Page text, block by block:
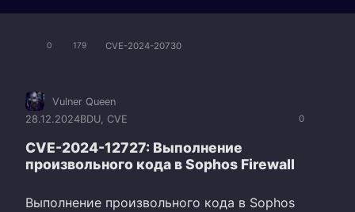
0 179 CVE-2024-20730
0
Vulner Queen
28.12.2024BDU CVE
CVE-2024-12727: Выполнение
произвольного кода в Sophos Firewall
Выполнение произвольного кода в Sophos